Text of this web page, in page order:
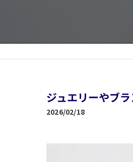
ジュエリーやブ
2026/02/18